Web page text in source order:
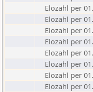
Elozahl per
Elozahl per
Elozahl per
Elozahl per
Elozahl per
Elozahl per
Elozahl per
Elozahl per